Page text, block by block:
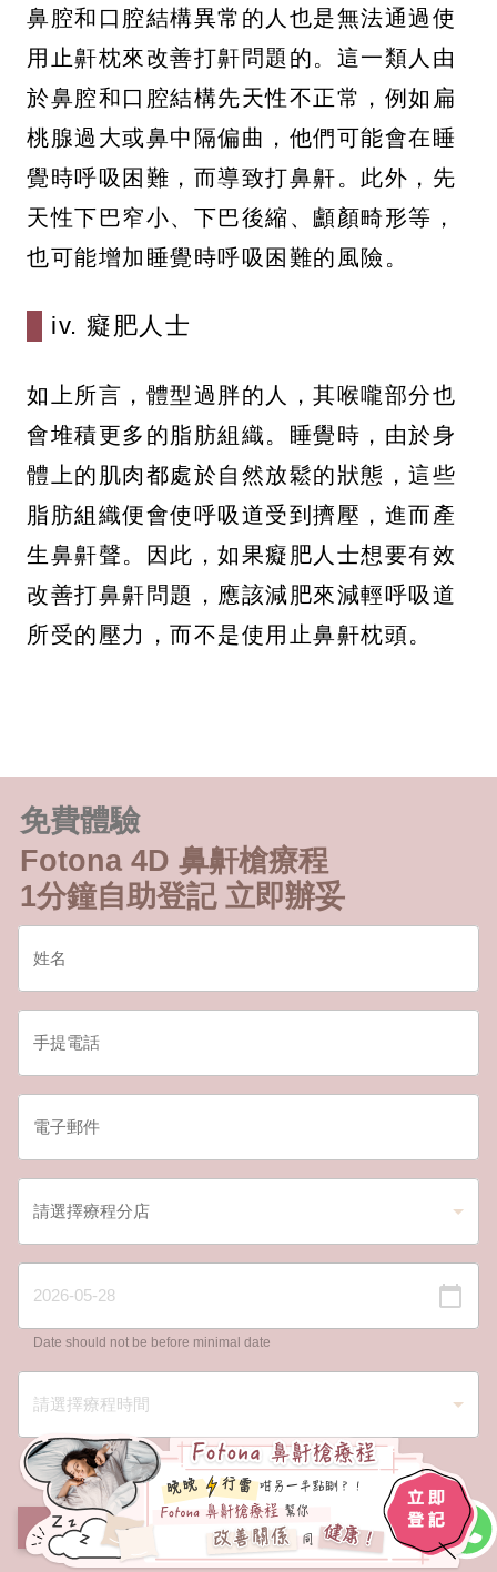
鼻腔和口腔結構異常的人也是無法通過使
用止鼾枕來改善打鼾問題的。這一類人由
於鼻腔和口腔結構先天性不正常，例如扁
桃腺過大或鼻中隔偏曲，他們可能會在睡
覺時呼吸困難，而導致打鼻鼾。此外，先
天性下巴窄小、下巴後縮、顱顏畸形等，
也可能增加睡覺時呼吸困難的風險。
iv. 癡肥人士
如上所言，體型過胖的人，其喉嚨部分也
會堆積更多的脂肪組織。睡覺時，由於身
體上的肌肉都處於自然放鬆的狀態，這些
脂肪組織便會使呼吸道受到擠壓，進而產
生鼻鼾聲。因此，如果癡肥人士想要有效
改善打鼻鼾問題，應該減肥來減輕呼吸道
所受的壓力，而不是使用止鼻鼾枕頭。
免費體驗
Fotona 4D 鼻鼾槍療程
1分鐘自助登記 立即辦妥
Date should not be before minimal date
我已閱讀並同意有關登記條款細則以及私隱政策。
提交